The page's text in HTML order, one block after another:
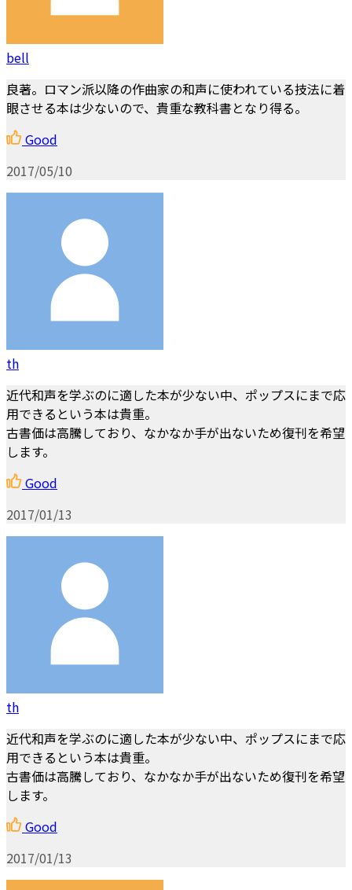
bell
良著。ロマン派以降の作曲家の和声に使われている技法に着
眼させる本は少ないので、貴重な教科書となり得る。
Good
2017/05/10
th
近代和声を学ぶのに適した本が少ない中、ポップスにまで応
用できるという本は貴重。
古書価は高騰しており、なかなか手が出ないため復刊を希望
します。
Good
2017/01/13
th
近代和声を学ぶのに適した本が少ない中、ポップスにまで応
用できるという本は貴重。
古書価は高騰しており、なかなか手が出ないため復刊を希望
します。
Good
2017/01/13